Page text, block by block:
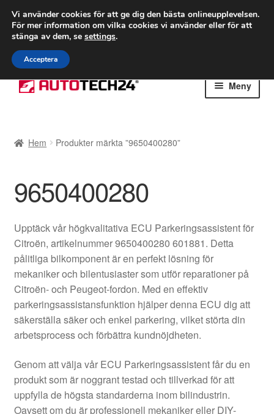
FRAKT från 75 kr
Världsomspännande frakt
Ring 766 924 713
Hoppa
till
Hoppa
till
Meny
Betalningar
Integritetspolicy
Kolla upp
Kontakt
Mitt konto
Reklamationsprocedur
Hem Produkter märkta ”9650400280”
9650400280
Upptäck vår högkvalitativa ECU Parkeringsassistent för
Citroën, artikelnummer 9650400280 601881. Detta
pålitliga bilkomponent är en perfekt lösning för
mekaniker och bilentusiaster som utför reparationer på
Citroën- och Peugeot-fordon. Med en effektiv
parkeringsassistansfunktion hjälper denna ECU dig att
säkerställa säker och enkel parkering, vilket störta din
arbetsprocess och förbättra kundnöjdheten.
Genom att välja vår ECU Parkeringsassistent får du en
produkt som är noggrant testad och tillverkad för att
uppfylla de högsta standarderna inom bilindustrin.
Oavsett om du är professionell mekaniker eller DIY-
Vi använder cookies för att ge dig den bästa onlineupplevelsen.
För mer information om vilka cookies vi använder eller för att
stänga av dem, se settings.
Acceptera